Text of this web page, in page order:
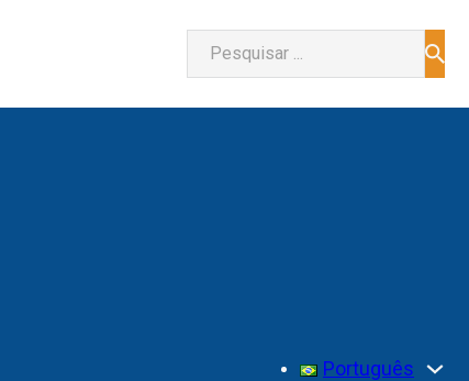
Pesquisar
Português